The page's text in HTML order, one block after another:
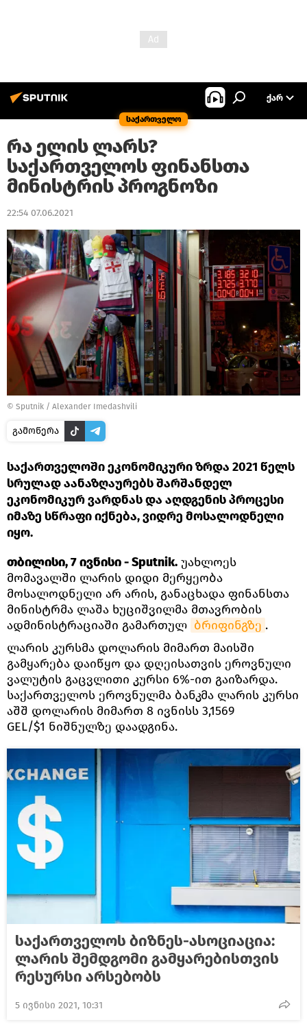
საქართველო
ᲥᲐᲠ
რა ელის ლარს?
საქართველოს ფინანსთა
მინისტრის პროგნოზი
22:54 07.06.2021
© Sputnik / Alexander Imedashvili
გამოწერა
საქართველოში ეკონომიკური ზრდა 2021 წელს
სრულად აანაზღაურებს შარშანდელ
ეკონომიკურ ვარდნას და აღდგენის პროცესი
იმაზე სწრაფი იქნება, ვიდრე მოსალოდნელი
იყო.
თბილისი, 7 ივნისი - Sputnik. უახლოეს
მომავალში ლარის დიდი მერყეობა
მოსალოდნელი არ არის, განაცხადა ფინანსთა
მინისტრმა ლაშა ხუციშვილმა მთავრობის
ადმინისტრაციაში გამართულ ბრიფინგზე .
ლარის კურსმა დოლარის მიმართ მაისში
გამყარება დაიწყო და დღეისათვის ეროვნული
ვალუტის გაცვლითი კურსი 6%-ით გაიზარდა.
საქართველოს ეროვნულმა ბანკმა ლარის კურსი
აშშ დოლარის მიმართ 8 ივნისს 3,1569
GEL/$1 ნიშნულზე დაადგინა.
საქართველოს ბიზნეს-ასოციაცია:
ლარის შემდგომი გამყარებისთვის
რესურსი არსებობს
5 ივნისი 2021, 10:31